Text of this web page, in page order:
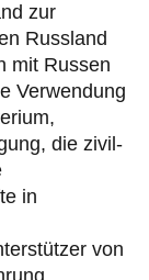
zur
Russland
mit Russen
Verwendung
die zivil-
in
von